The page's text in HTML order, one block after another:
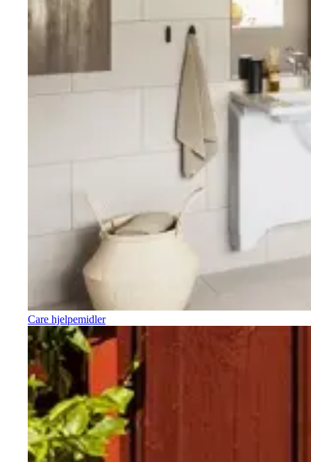
Care hjelpemidler